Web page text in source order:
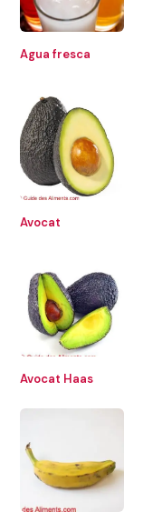
Agua fresca
Avocat
Avocat Haas